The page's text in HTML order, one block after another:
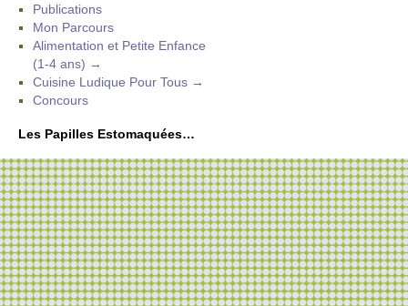
Publications
Mon Parcours
Alimentation et Petite Enfance
(1-4 ans) →
Cuisine Ludique Pour Tous →
Concours
Les Papilles Estomaquées…